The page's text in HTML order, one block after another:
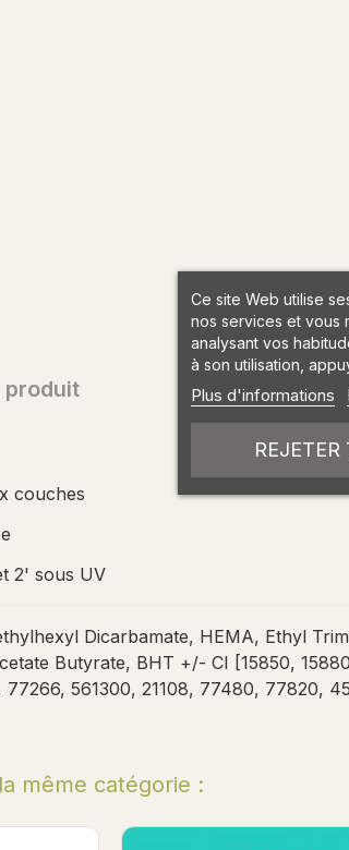
produit
couches
2' sous UV
Dicarbamate, HEMA, Ethyl
Butyrate, BHT +/- CI [15850,
561300, 21108, 77480, 77820,
même catégorie :
Ce site Web utilise
nos services et vous
analysant vos
à son utilisation,
Plus d'informations
REJETER